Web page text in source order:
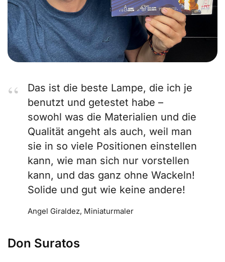
Das ist die beste Lampe, die ich je
benutzt und getestet habe –
sowohl was die Materialien und die
Qualität angeht als auch, weil man
sie in so viele Positionen einstellen
kann, wie man sich nur vorstellen
kann, und das ganz ohne Wackeln!
Solide und gut wie keine andere!
Angel Giraldez, Miniaturmaler
Don Suratos